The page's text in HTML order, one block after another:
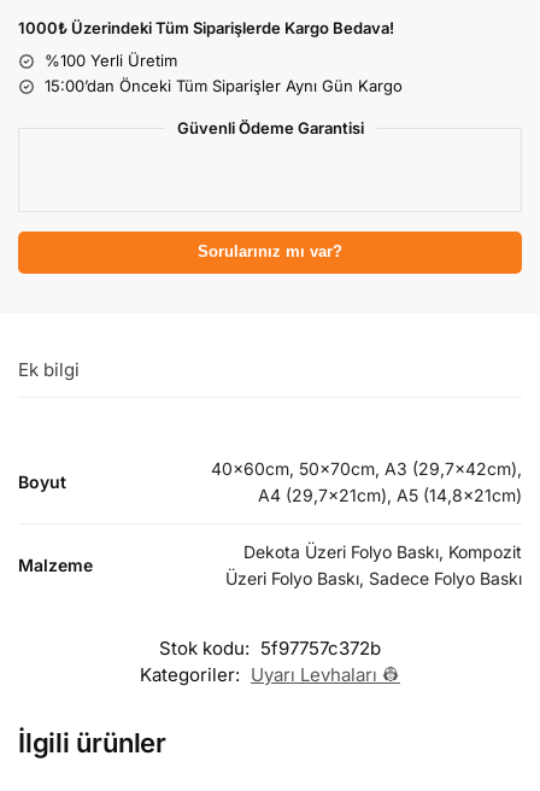
1000₺ Üzerindeki Tüm Siparişlerde Kargo Bedava!
%100 Yerli Üretim
15:00’dan Önceki Tüm Siparişler Aynı Gün Kargo
Güvenli Ödeme Garantisi
Sorularınız mı var?
Ek bilgi
Boyut
40x60cm, 50x70cm, A3 (29,7x42cm),
A4 (29,7x21cm), A5 (14,8x21cm)
Malzeme
Dekota Üzeri Folyo Baskı, Kompozit
Üzeri Folyo Baskı, Sadece Folyo Baskı
Stok kodu: 5f97757c372b
Kategoriler: Uyarı Levhaları 👷
İlgili ürünler